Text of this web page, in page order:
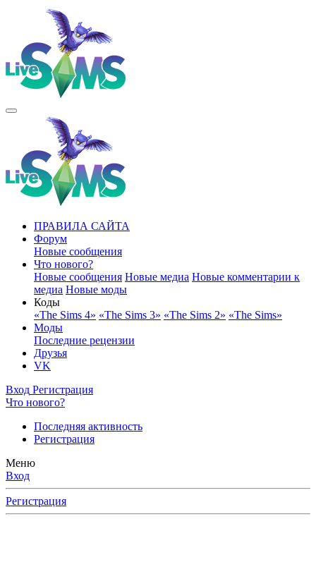
ПРАВИЛА САЙТА
Форум
Новые сообщения
Что нового?
Новые сообщения Новые медиа Новые комментарии к
медиа Новые моды
Коды
«The Sims 4» «The Sims 3» «The Sims 2» «The Sims»
Моды
Последние рецензии
Друзья
VK
Вход Регистрация
Что нового?
Последняя активность
Регистрация
Меню
Вход
Регистрация